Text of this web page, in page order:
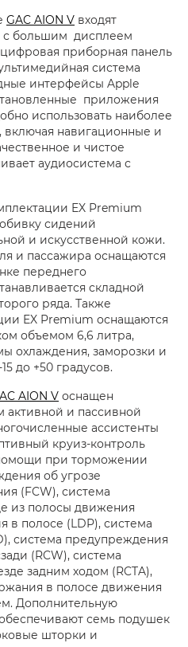
GAC AION V входят
с большим дисплеем
приборная панель
система
интерфейсы Apple
приложения
использовать наиболее
навигационные и
и чистое
аудиосистема с
EX Premium
сидений
и искусственной кожи.
и пассажира оснащаются
переднего
складной
ряда. Также
EX Premium оснащаются
объемом 6,6 литра,
заморозки и
до +50 градусов.
AION V оснащен
и пассивной
ассистенты
круиз-контроль
при торможении
об угрозе
(FCW), система
из полосы движения
в полосе (LDP), система
система предупреждения
(RCW), система
задним ходом (RCTA),
в полосе движения
Дополнительную
семь подушек
шторки и